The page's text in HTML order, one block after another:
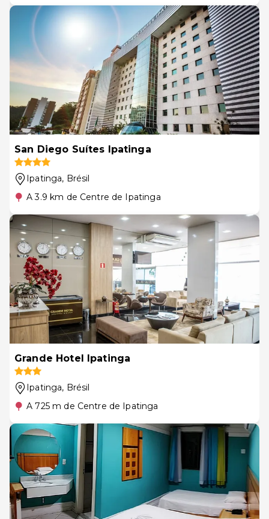
San Diego Suítes Ipatinga
Ipatinga, Brésil
A 3.9 km de Centre de Ipatinga
Grande Hotel Ipatinga
Ipatinga, Brésil
A 725 m de Centre de Ipatinga